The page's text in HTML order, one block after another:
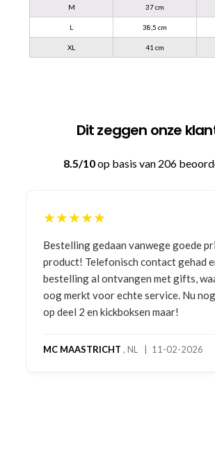
M 37 cm
L 38,5 cm
XL 41 cm
Dit zeggen onze
8.5/10op basis van 206
★★★★★
Bestelling gedaan vanwege goede
product! Telefonisch contact gehad
bestelling al ontvangen met gifts,
oog merkt voor echte service. Nu
op deel 2 en kickboksen maar!
MC MAASTRICHT , NL | 11-02-2026